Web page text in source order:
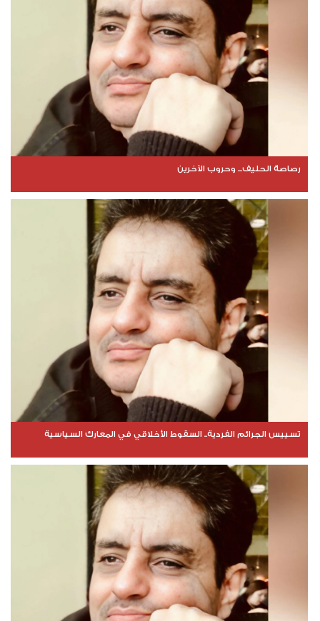
رصاصة الحليف... وحروب الآخرين
تسييس الجرائم الفردية.. السقوط الأخلاقي في المعارك السياسية